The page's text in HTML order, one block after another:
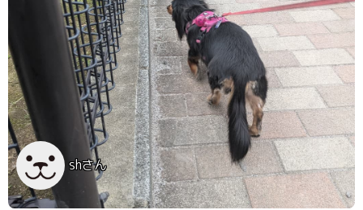
shさん